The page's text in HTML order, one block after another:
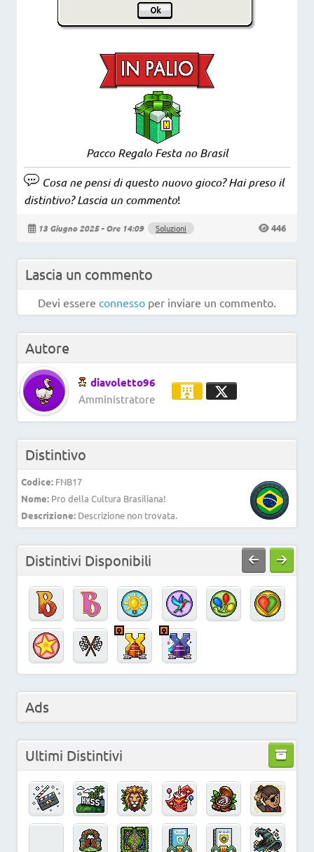
Pacco Regalo Festa no Brasil
Cosa ne pensi di questo nuovo gioco? Hai preso il
distintivo? Lascia un commento!
13 Giugno 2025 - Ore 14:09 Soluzioni 446
Lascia un commento
Devi essere connesso per inviare un commento.
Autore
diavoletto96
Amministratore
Distintivo
Codice: FNB17
Nome: Pro della Cultura Brasiliana!
Descrizione: Descrizione non trovata.
Distintivi Disponibili
Ads
Ultimi Distintivi